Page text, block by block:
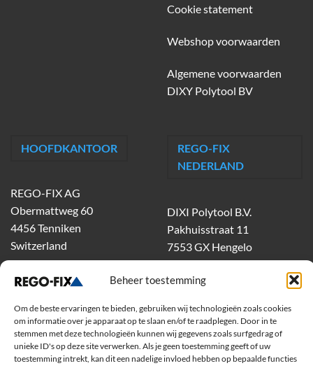
Beheer toestemming
Om de beste ervaringen te bieden, gebruiken wij technologieën zoals cookies
om informatie over je apparaat op te slaan en/of te raadplegen. Door in te
stemmen met deze technologieën kunnen wij gegevens zoals surfgedrag of
unieke ID's op deze site verwerken. Als je geen toestemming geeft of uw
toestemming intrekt, kan dit een nadelige invloed hebben op bepaalde functies
Cookie statement
Webshop voorwaarden
Algemene voorwaarden
DIXY Polytool BV
HOOFDKANTOOR
REGO-FIX AG
Obermattweg 60
4456 Tenniken
Switzerland
REGO-FIX
NEDERLAND
DIXI Polytool B.V.
Pakhuisstraat 11
7553 GX Hengelo
tel.074-303 55 00
dixiholland@dixi.com
Volg ons op Youtube
Volg ons op Linkedin